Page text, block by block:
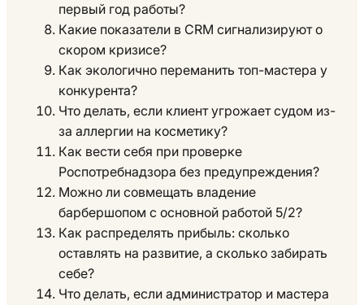
первый год работы?
Какие показатели в CRM сигнализируют о
скором кризисе?
Как экологично переманить топ-мастера у
конкурента?
Что делать, если клиент угрожает судом из-
за аллергии на косметику?
Как вести себя при проверке
Роспотребнадзора без предупреждения?
Можно ли совмещать владение
барбершопом с основной работой 5/2?
Как распределять прибыль: сколько
оставлять на развитие, а сколько забирать
себе?
Что делать, если администратор и мастера